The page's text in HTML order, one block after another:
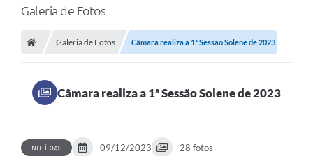
Galeria de Fotos
Galeria de Fotos Câmara realiza a 1ª Sessão Solene de 2023
Câmara realiza a 1ª Sessão Solene de 2023
NOTÍCIAS 09/12/2023 28 fotos